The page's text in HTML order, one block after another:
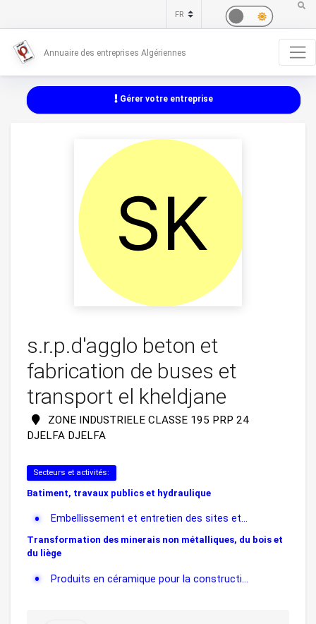
Annuaire des entreprises Algériennes
Gérer votre entreprise
s.r.p.d'agglo beton et
fabrication de buses et
transport el kheldjane
ZONE INDUSTRIELE CLASSE 195 PRP 24
DJELFA DJELFA
Secteurs et activités:
Batiment, travaux publics et hydraulique
Embellissement et entretien des sites et...
Transformation des minerais non métalliques, du bois et
du liège
Produits en céramique pour la constructi...